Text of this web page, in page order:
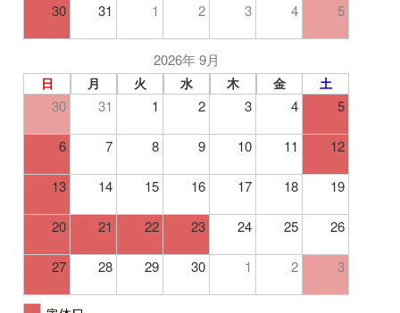
30 31 1 2 3 4 5
2026年 9月
日 月 火 水 木 金 土
30 31 1 2 3 4 5
6 7 8 9 10 11 12
13 14 15 16 17 18 19
20 21 22 23 24 25 26
27 28 29 30 1 2 3